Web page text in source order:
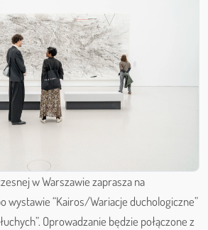
w Warszawie zaprasza na
wystawie “Kairos/Wariacje duchologiczne”
Oprowadzanie będzie połączone z